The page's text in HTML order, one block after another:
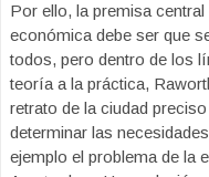
Por ello, la premisa
económica debe ser que
todos, pero dentro de los
teoría a la práctica,
retrato de la ciudad
determinar las
ejemplo el problema de la